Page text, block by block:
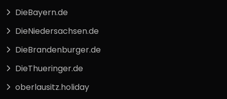
DieBayern.de
DieNiedersachsen.de
DieBrandenburger.de
DieThueringer.de
oberlausitz.holiday